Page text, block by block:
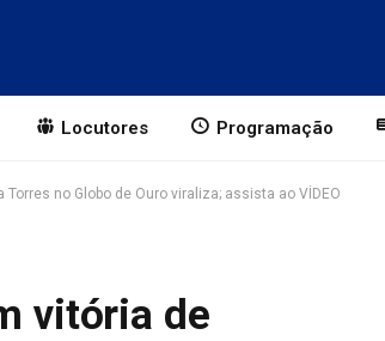
Locutores Programação
no Globo de Ouro viraliza; assista ao VÍDEO
vitória de